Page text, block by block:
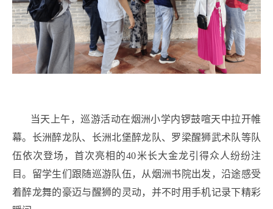
当天上午，巡游活动在烟洲小学内锣鼓喧天中拉开帷
幕。长洲醉龙队、长洲北堡醉龙队、罗梁醒狮武术队等队
伍依次登场，首次亮相的40米长大金龙引得众人纷纷注
目。留学生们跟随巡游队伍，从烟洲书院出发，沿途感受
着醉龙舞的豪迈与醒狮的灵动，并不时用手机记录下精彩